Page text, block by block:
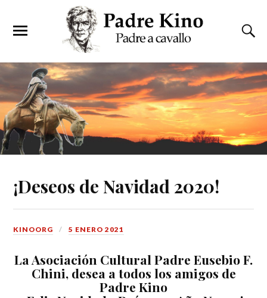
¡Deseos de Navidad 2020!
KINOORG 5 ENERO 2021
La Asociación Cultural Padre Eusebio F.
Chini, desea a todos los amigos de
Padre Kino